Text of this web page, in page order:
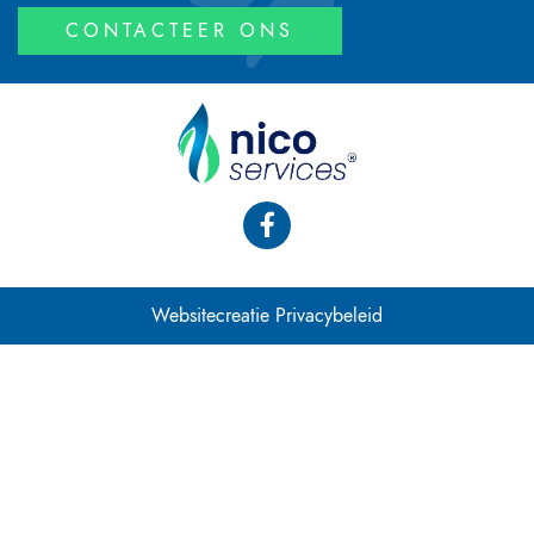
CONTACTEER ONS
Websitecreatie Privacybeleid